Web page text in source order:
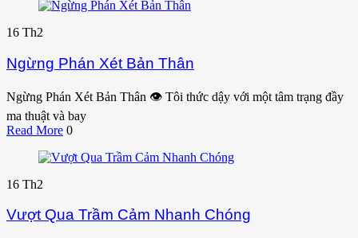
16 Th2
Ngừng Phán Xét Bản Thân
Ngừng Phán Xét Bản Thân 👁️ Tôi thức dậy với một tâm trạng đầy
ma thuật và bay
Read More 0
16 Th2
Vượt Qua Trầm Cảm Nhanh Chóng